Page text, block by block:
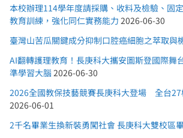
本校辦理114學年度請採購、收料及檢驗、固
教育訓練，強化同仁實務能力 2026-06-30
臺灣山苦瓜關鍵成分抑制口腔癌細胞之萃取與
AI翻轉護理教育！長庚科大攜安圖斯登國際舞
準學習大腦 2026-06-30
2026全國教保技藝競賽長庚科大登場 全台27
2026-06-01
2千名畢業生換新裝勇闖社會 長庚科大雙校區